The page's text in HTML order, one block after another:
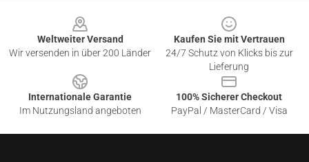
Weltweiter Versand
Wir versenden in über 200 Länder
Kaufen Sie mit Vertrauen
24/7 Schutz von Klicks bis zur
Lieferung
Internationale Garantie
Im Nutzungsland angeboten
100% Sicherer Checkout
PayPal / MasterCard / Visa